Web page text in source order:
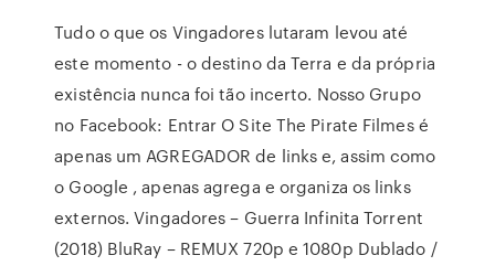
Tudo o que os Vingadores lutaram levou até
este momento - o destino da Terra e da própria
existência nunca foi tão incerto. Nosso Grupo
no Facebook: Entrar O Site The Pirate Filmes é
apenas um AGREGADOR de links e, assim como
o Google , apenas agrega e organiza os links
externos. Vingadores – Guerra Infinita Torrent
(2018) BluRay – REMUX 720p e 1080p Dublado /